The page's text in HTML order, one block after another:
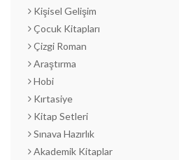
Kişisel Gelişim
Çocuk Kitapları
Çizgi Roman
Araştırma
Hobi
Kırtasiye
Kitap Setleri
Sınava Hazırlık
Akademik Kitaplar